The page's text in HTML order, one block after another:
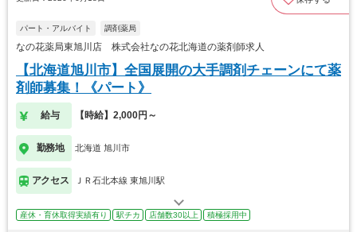
パート・アルバイト 調剤薬局
なの花薬局東旭川店 株式会社なの花北海道の薬剤師求人
【北海道旭川市】全国展開の大手調剤チェーンにて薬
剤師募集！《パート》
給与 【時給】2,000円～
勤務地 北海道 旭川市
アクセス ＪＲ石北本線 東旭川駅
産休・育休取得実績有り 駅チカ 店舗数30以上 積極採用中